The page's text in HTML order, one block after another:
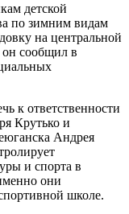
детской
по зимним видам
на центральной
сообщил в
к ответственности
Крутько и
Андрея
и спорта в
они
школе.